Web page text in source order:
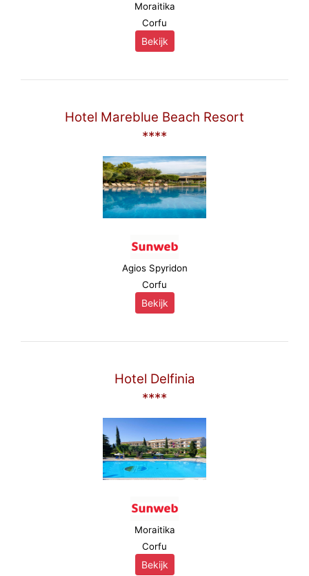
Moraitika
Corfu
Bekijk
Hotel Mareblue Beach Resort
****
Agios Spyridon
Corfu
Bekijk
Hotel Delfinia
****
Moraitika
Corfu
Bekijk